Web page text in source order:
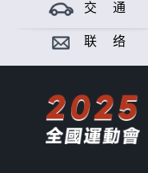
交 通
联 络